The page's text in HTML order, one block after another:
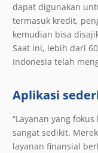
dapat digunakan
termasuk kredit,
kemudian bisa
Saat ini, lebih dari
Indonesia telah
Aplikasi
“Layanan yang
sangat sedikit.
layanan finansial